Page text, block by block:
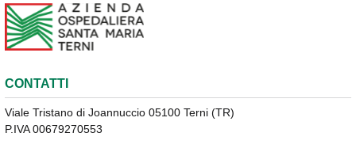
CONTATTI
Viale Tristano di Joannuccio 05100 Terni (TR)
P.IVA 00679270553